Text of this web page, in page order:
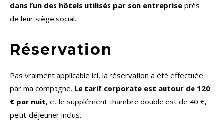
dans l’un des hôtels utilisés par son entreprise près
de leur siège social.
Réservation
Pas vraiment applicable ici, la réservation a été effectuée
par ma compagne. Le tarif corporate est autour de 120
€ par nuit, et le supplément chambre double est de 40 €,
petit-déjeuner inclus.